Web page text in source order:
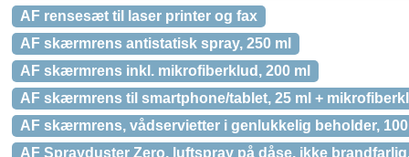
AF rensesæt til laser printer og fax
AF skærmrens antistatisk spray, 250 ml
AF skærmrens inkl. mikrofiberklud, 200 ml
AF skærmrens til smartphone/tablet, 25 ml +
AF skærmrens, vådservietter i genlukkelig beholder,
AF Sprayduster Zero, luftspray på dåse, ikke